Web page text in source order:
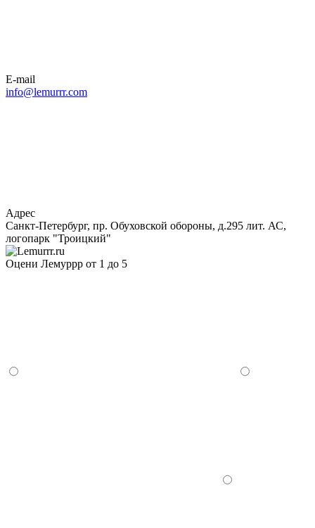
E-mail
info@lemurrr.com
Адрес
Санкт-Петербург, пр. Обуховской обороны, д.295 лит. АС,
логопарк "Троицкий"
Оцени Лемуррр от 1 до 5